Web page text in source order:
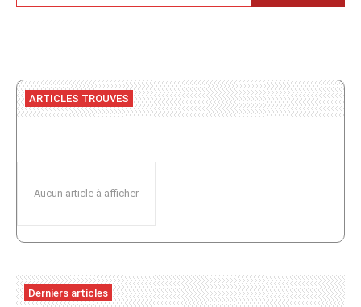
ARTICLES TROUVES
Aucun article à afficher
Derniers articles